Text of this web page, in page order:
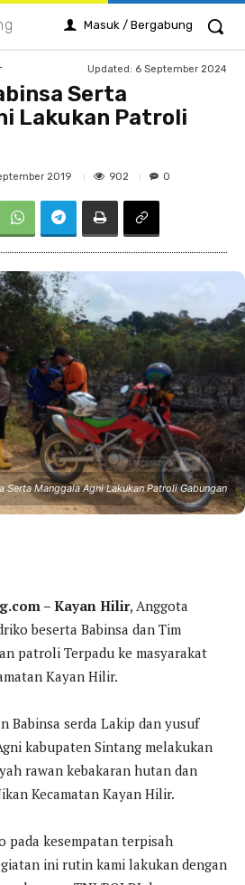
Masuk / Bergabung
Updated: 6 September 2024
Serta
Lakukan Patroli
2019 902 0
Serta Manggala Agni Lakukan Patroli Gabungan
– Kayan Hilir, Anggota
beserta Babinsa dan Tim
patroli Terpadu ke masyarakat
Kayan Hilir.
Babinsa serda Lakip dan yusuf
kabupaten Sintang melakukan
rawan kebakaran hutan dan
Kecamatan Kayan Hilir.
pada kesempatan terpisah
ini rutin kami lakukan dengan